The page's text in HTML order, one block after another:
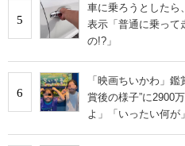
5
車に乗ろうとした
表示「普通に乗って
の!?」
6
「映画ちいかわ」
賞後の様子”に2900
よ」「いったい何が」